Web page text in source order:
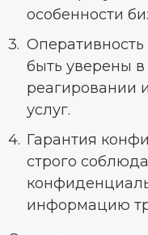
особенности
быть уверены
реагировании
услуг.
Гарантия
строго
информацию